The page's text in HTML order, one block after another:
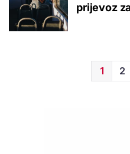
prijevoz
1 2